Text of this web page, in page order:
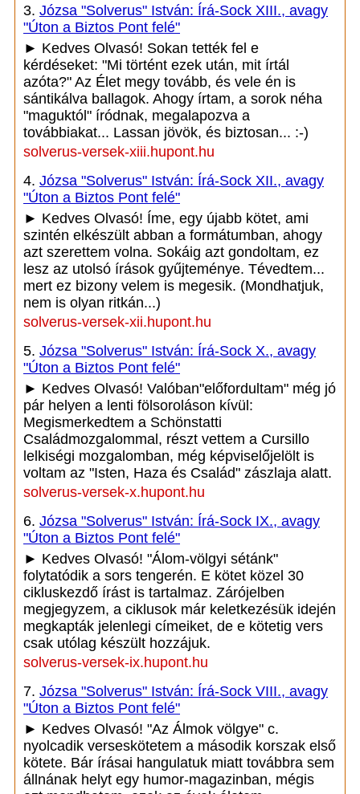
3. Józsa "Solverus" István: Írá-Sock XIII., avagy
"Úton a Biztos Pont felé"
► Kedves Olvasó! Sokan tették fel e
kérdéseket: "Mi történt ezek után, mit írtál
azóta?" Az Élet megy tovább, és vele én is
sántikálva ballagok. Ahogy írtam, a sorok néha
"maguktól" íródnak, megalapozva a
továbbiakat... Lassan jövök, és biztosan... :-)
solverus-versek-xiii.hupont.hu
4. Józsa "Solverus" István: Írá-Sock XII., avagy
"Úton a Biztos Pont felé"
► Kedves Olvasó! Íme, egy újabb kötet, ami
szintén elkészült abban a formátumban, ahogy
azt szerettem volna. Sokáig azt gondoltam, ez
lesz az utolsó írások gyűjteménye. Tévedtem...
mert ez bizony velem is megesik. (Mondhatjuk,
nem is olyan ritkán...)
solverus-versek-xii.hupont.hu
5. Józsa "Solverus" István: Írá-Sock X., avagy
"Úton a Biztos Pont felé"
► Kedves Olvasó! Valóban"előfordultam" még jó
pár helyen a lenti fölsoroláson kívül:
Megismerkedtem a Schönstatti
Családmozgalommal, részt vettem a Cursillo
lelkiségi mozgalomban, még képviselőjelölt is
voltam az "Isten, Haza és Család" zászlaja alatt.
solverus-versek-x.hupont.hu
6. Józsa "Solverus" István: Írá-Sock IX., avagy
"Úton a Biztos Pont felé"
► Kedves Olvasó! "Álom-völgyi sétánk"
folytatódik a sors tengerén. E kötet közel 30
cikluskezdő írást is tartalmaz. Zárójelben
megjegyzem, a ciklusok már keletkezésük idején
megkapták jelenlegi címeiket, de e kötetig vers
csak utólag készült hozzájuk.
solverus-versek-ix.hupont.hu
7. Józsa "Solverus" István: Írá-Sock VIII., avagy
"Úton a Biztos Pont felé"
► Kedves Olvasó! "Az Álmok völgye" c.
nyolcadik verseskötetem a második korszak első
kötete. Bár írásai hangulatuk miatt továbbra sem
állnának helyt egy humor-magazinban, mégis